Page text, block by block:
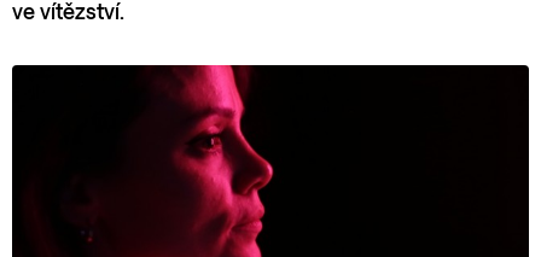
ve vítězství.